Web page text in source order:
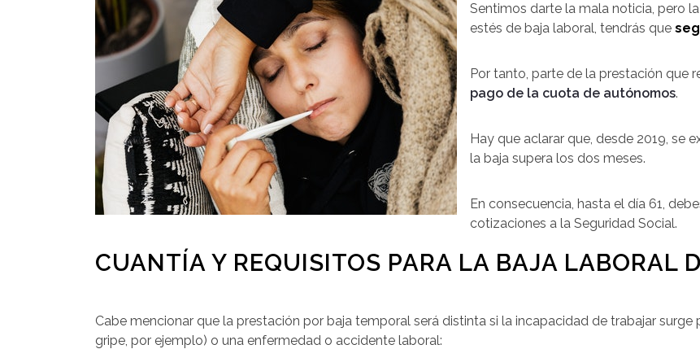
Sentimos darte la mala noticia, pero
estés de baja laboral, tendrás que
Por tanto, parte de la prestación que
pago de la cuota de autónomos.
Hay que aclarar que, desde 2019, se
la baja supera los dos meses.
En consecuencia, hasta el día 61,
cotizaciones a la Seguridad Social.
CUANTÍA Y REQUISITOS PARA LA BAJA LABORAL
Cabe mencionar que la prestación por baja temporal será distinta si la incapacidad de trabajar
gripe, por ejemplo) o una enfermedad o accidente laboral: